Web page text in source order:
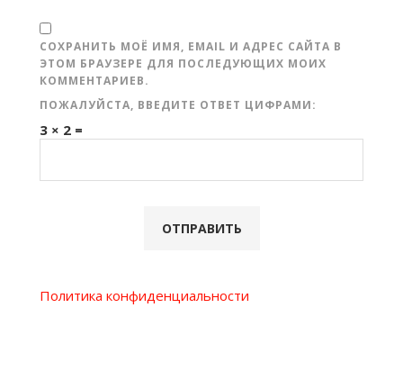
СОХРАНИТЬ МОЁ ИМЯ, EMAIL И АДРЕС САЙТА В
ЭТОМ БРАУЗЕРЕ ДЛЯ ПОСЛЕДУЮЩИХ МОИХ
КОММЕНТАРИЕВ.
ПОЖАЛУЙСТА, ВВЕДИТЕ ОТВЕТ ЦИФРАМИ:
3 × 2 =
Политика конфиденциальности